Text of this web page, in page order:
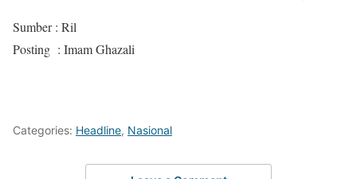
Sumber : Ril
Posting : Imam Ghazali
Categories: Headline, Nasional